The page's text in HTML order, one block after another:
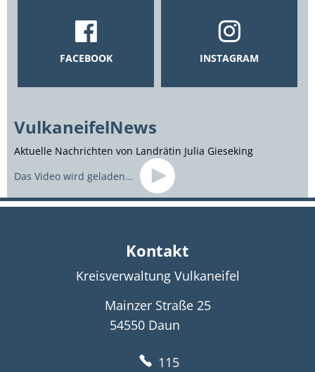
FACEBOOK INSTAGRAM
VulkaneifelNews
Aktuelle Nachrichten von Landrätin Julia Gieseking
Das Video wird geladen...
Kontakt
Kreisverwaltung Vulkaneifel
Mainzer Straße 25
54550 Daun
115